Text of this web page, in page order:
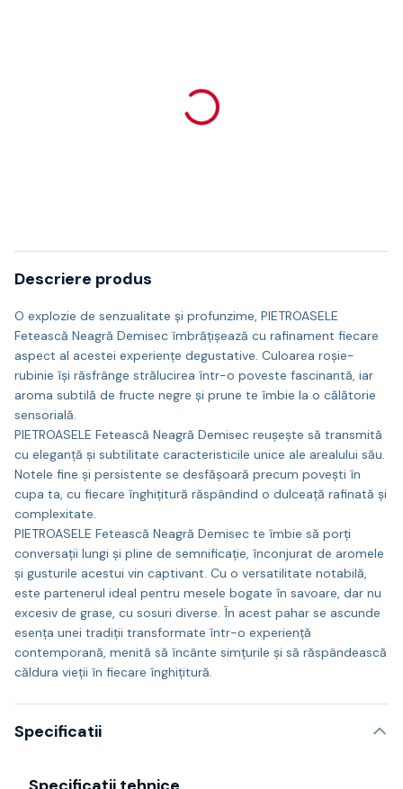
Descriere produs
O explozie de senzualitate și profunzime, PIETROASELE
Fetească Neagră Demisec îmbrățișează cu rafinament fiecare
aspect al acestei experiențe degustative. Culoarea roșie-
rubinie își răsfrânge strălucirea într-o poveste fascinantă, iar
aroma subtilă de fructe negre și prune te îmbie la o călătorie
sensorială.
PIETROASELE Fetească Neagră Demisec reușește să transmită
cu eleganță și subtilitate caracteristicile unice ale arealului său.
Notele fine și persistente se desfășoară precum povești în
cupa ta, cu fiecare înghițitură răspândind o dulceață rafinată și
complexitate.
PIETROASELE Fetească Neagră Demisec te îmbie să porți
conversații lungi și pline de semnificație, înconjurat de aromele
și gusturile acestui vin captivant. Cu o versatilitate notabilă,
este partenerul ideal pentru mesele bogate în savoare, dar nu
excesiv de grase, cu sosuri diverse. În acest pahar se ascunde
esența unei tradiții transformate într-o experiență
contemporană, menită să încânte simțurile și să răspândească
căldura vieții în fiecare înghițitură.
Specificatii